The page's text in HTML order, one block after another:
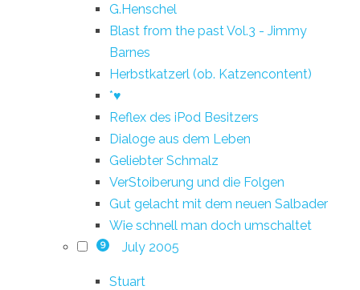
G.Henschel
Blast from the past Vol.3 - Jimmy
Barnes
Herbstkatzerl (ob. Katzencontent)
*♥
Reflex des iPod Besitzers
Dialoge aus dem Leben
Geliebter Schmalz
VerStoiberung und die Folgen
Gut gelacht mit dem neuen Salbader
Wie schnell man doch umschaltet
9 July 2005
Stuart